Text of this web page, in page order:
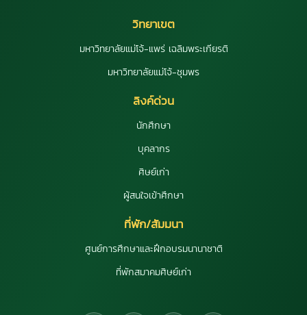
วิทยาเขต
มหาวิทยาลัยแม่โจ้-แพร่ เฉลิมพระเกียรติ
มหาวิทยาลัยแม่โจ้-ชุมพร
ลิงค์ด่วน
นักศึกษา
บุคลากร
ศิษย์เก่า
ผู้สนใจเข้าศึกษา
ที่พัก/สัมมนา
ศูนย์การศึกษาและฝึกอบรมนานาชาติ
ที่พักสมาคมศิษย์เก่า